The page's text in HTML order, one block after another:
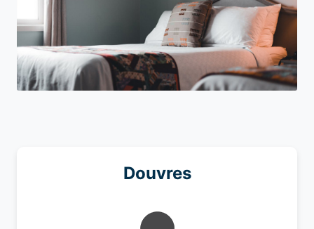
Douvres